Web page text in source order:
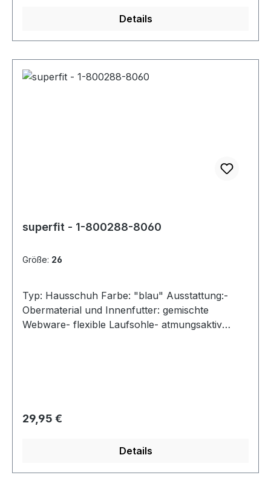
Details
superfit - 1-800288-8060
Größe: 26
Typ: Hausschuh Farbe: "blau" Ausstattung:-
Obermaterial und Innenfutter: gemischte
Webware- flexible Laufsohle- atmungsaktiv
Regulärer Preis:
29,95 €
Details